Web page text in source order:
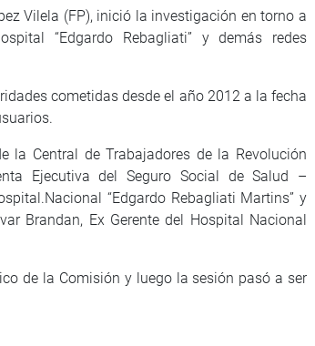
Vilela (FP), inició la investigación en torno a
“Edgardo Rebagliati” y demás redes
cometidas desde el año 2012 a la fecha
la Central de Trabajadores de la Revolución
Ejecutiva del Seguro Social de Salud –
“Edgardo Rebagliati Martins” y
Brandan, Ex Gerente del Hospital Nacional
de la Comisión y luego la sesión pasó a ser